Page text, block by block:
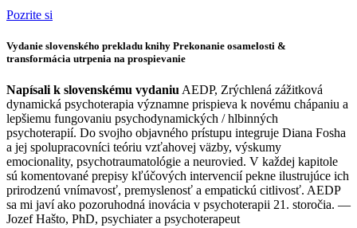
Pozrite si
Vydanie slovenského prekladu knihy Prekonanie osamelosti &
transformácia utrpenia na prospievanie
Napísali k slovenskému vydaniu AEDP, Zrýchlená zážitková
dynamická psychoterapia významne prispieva k novému chápaniu a
lepšiemu fungovaniu psychodynamických / hlbinných
psychoterapií. Do svojho objavného prístupu integruje Diana Fosha
a jej spolupracovníci teóriu vzťahovej väzby, výskumy
emocionality, psychotraumatológie a neurovied. V každej kapitole
sú komentované prepisy kľúčových intervencií pekne ilustrujúce ich
prirodzenú vnímavosť, premyslenosť a empatickú citlivosť. AEDP
sa mi javí ako pozoruhodná inovácia v psychoterapii 21. storočia. —
Jozef Hašto, PhD, psychiater a psychoterapeut